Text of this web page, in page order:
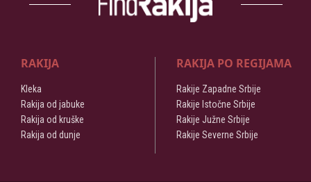
RAKIJA
Kleka
Rakija od jabuke
Rakija od kruške
Rakija od dunje
RAKIJA PO REGIJAMA
Rakije Zapadne Srbije
Rakije Istočne Srbije
Rakije Južne Srbije
Rakije Severne Srbije